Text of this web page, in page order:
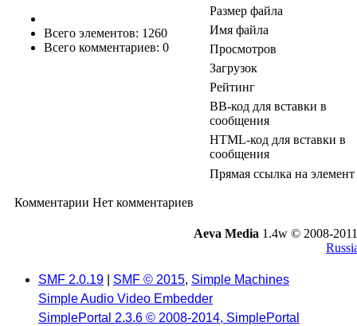
Всего элементов: 1260
Всего комментариев: 0
Размер файла
Имя файла
Просмотров
Загрузок
Рейтинг
BB-код для вставки в
сообщения
HTML-код для вставки в
сообщения
Прямая ссылка на элемент
Комментарии Нет комментариев
Aeva Media 1.4w © 2008-
SMF 2.0.19 SMF © 2015, Simple Machines
Simple Audio Video Embedder
SimplePortal 2.3.6 © 2008-2014, SimplePortal